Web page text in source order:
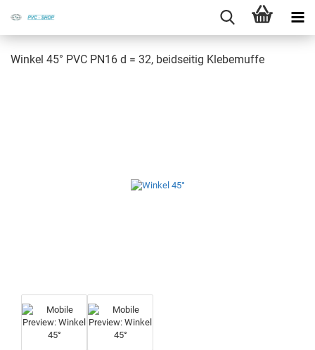
Win­kel 45° PVC PN16 d = 32, beid­sei­tig Kle­be­muf­fe